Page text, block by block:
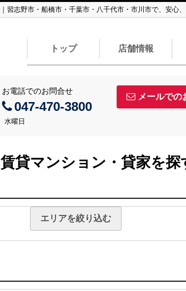
習志野市・船橋市・千葉市・八千代市・市川市で、安心
トップ 店舗情報
お電話でのお問合せ
047-470-3800
メールでの
水曜日
貸マンション・貸家を探
エリアを絞り込む